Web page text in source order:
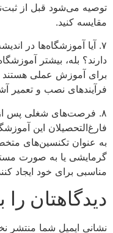
توصیه می‌شود قبل از
مقایسه کنید.
۷. آیا آموزشگاه‌ها در
دارند؟ بله، بیشتر
برای آموزش عملی هستند
فرآیندهای نصب و تعمیر
۸. فرصت‌های شغلی پس
فارغ‌التحصیلان این
به عنوان تکنسین‌های
گرمایشی یا به صورت
مناسبی برای خود ایجاد
دیدگاهتان را
نشانی ایمیل شما منتشر